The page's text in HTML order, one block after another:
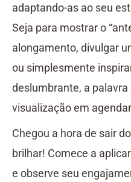
adaptando-as ao seu
Seja para mostrar o
alongamento, divulgar
ou simplesmente
deslumbrante, a
visualização em
Chegou a hora de sair
brilhar! Comece a
e observe seu